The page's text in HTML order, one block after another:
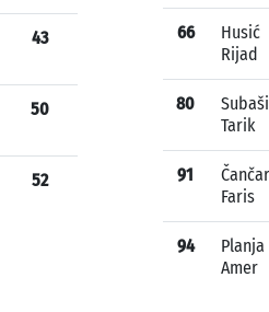
43
50
52
66
Husić
Rijad
80
Tarik
91
Čančar
Faris
94
Planja
Amer